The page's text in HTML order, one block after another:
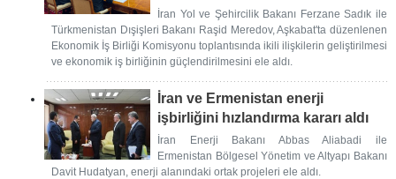
İran Yol ve Şehircilik Bakanı Ferzane Sadık ile
Türkmenistan Dışişleri Bakanı Raşid Meredov, Aşkabat'ta düzenlenen
Ekonomik İş Birliği Komisyonu toplantısında ikili ilişkilerin geliştirilmesi
ve ekonomik iş birliğinin güçlendirilmesini ele aldı.
İran ve Ermenistan enerji
işbirliğini hızlandırma kararı aldı
İran Enerji Bakanı Abbas Aliabadi ile
Ermenistan Bölgesel Yönetim ve Altyapı Bakanı
Davit Hudatyan, enerji alanındaki ortak projeleri ele aldı.